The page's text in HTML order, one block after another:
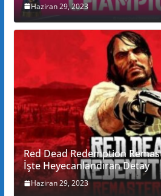
Haziran 29, 2023
Red Dead Redemption
İşte Heyecanlandıran Detay
Haziran 29, 2023